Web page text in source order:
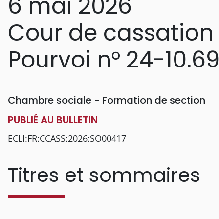
Cour de cassation
Pourvoi n° 24-
Chambre sociale - Formation de section
PUBLIÉ AU BULLETIN
ECLI:FR:CCASS:2026:SO00417
Titres et sommaires